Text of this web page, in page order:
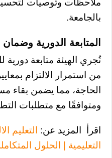
ملاحظات وتوصيات لتحسين
بالجامعة.
المتابعة الدورية وضمان
تُجري الهيئة متابعة
من استمرار الالتزام
الحاجة، مما يضمن بقاء
ومتوافقًا مع متطلبات
اقرأ المزيد عن: التعليم
التعليمية | الحلول